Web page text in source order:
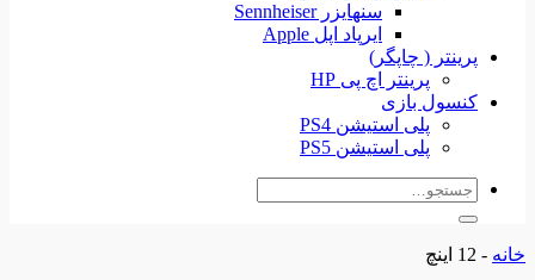
سنهایزر Sennheiser
ایرپاد اپل Apple
پرینتر ( چاپگر)
پرینتر اچ پی HP
کنسول بازی
پلی استیشن PS4
پلی استیشن PS5
جستجو
خانه - 12 اینچ